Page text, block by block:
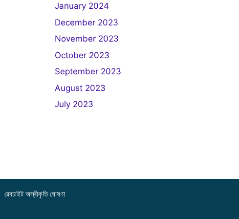
January 2024
December 2023
November 2023
October 2023
September 2023
August 2023
July 2023
ৱেবচাইট অস্বীকৃতি ঘোষণা